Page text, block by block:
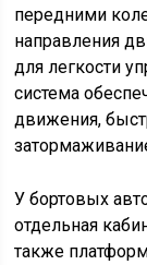
передними
направления
для легкости
система
движения,
У бортовых
отдельная
также